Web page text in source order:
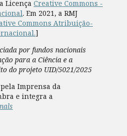
Licença Creative Commons -
. Em 2021, a RMJ
Commons Atribuição-
]
por fundos nacionais
para a Ciência e a
do projeto UID/5021/2025
Imprensa da
e integra a